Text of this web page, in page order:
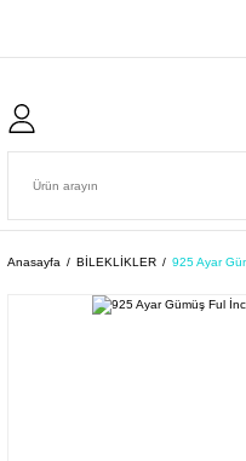
Anasayfa BİLEKLİKLER 925 Ayar